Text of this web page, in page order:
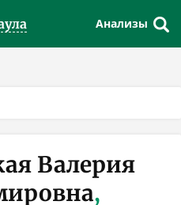
Анализы
Валерия
,